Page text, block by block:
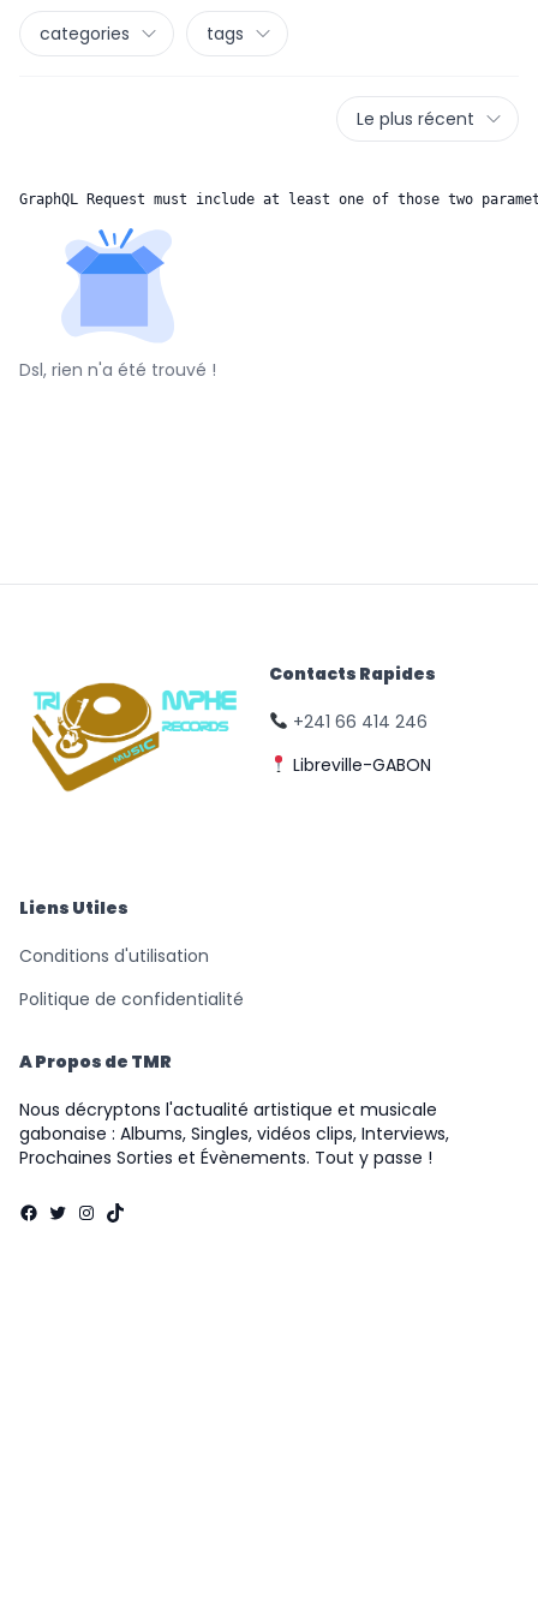
categories tags
Le plus récent
GraphQL Request must include at least one of those two
Dsl, rien n'a été trouvé !
Contacts Rapides
+241 66 414 246
Libreville-GABON
Liens Utiles
Conditions d'utilisation
Politique de confidentialité
A Propos de TMR
Nous décryptons l'actualité artistique et musicale
gabonaise : Albums, Singles, vidéos clips, Interviews,
Prochaines Sorties et Évènements. Tout y passe !
Facebook
Twitter
Instagram
TikTok